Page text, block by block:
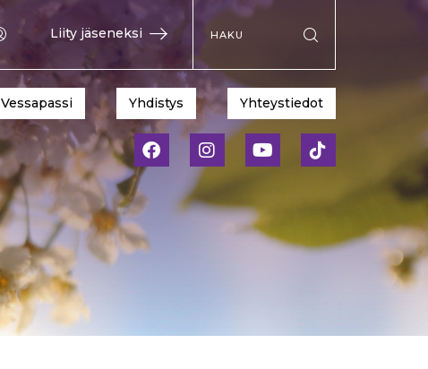
Liity jäseneksi
Hae sivustolta
Vessapassi Yhdistys Yhteystiedot